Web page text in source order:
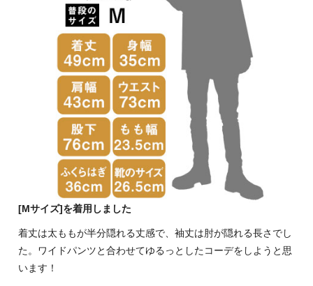
[Mサイズ]を着用しました
着丈は太ももが半分隠れる丈感で、袖丈は肘が隠れる長さでし
た。ワイドパンツと合わせてゆるっとしたコーデをしようと思
います！